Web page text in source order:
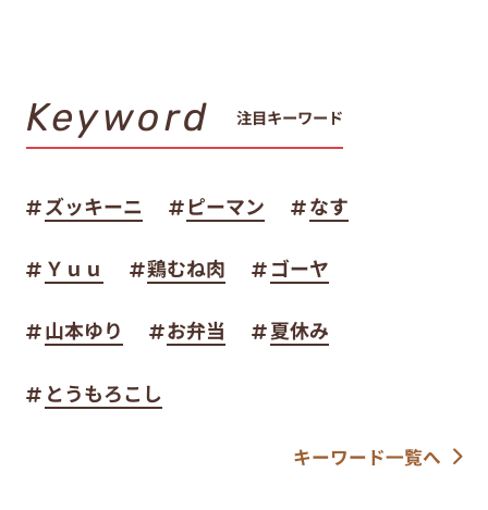
Keyword 注目キーワード
ズッキーニ ピーマン なす
Ｙｕｕ 鶏むね肉 ゴーヤ
山本ゆり お弁当 夏休み
とうもろこし
キーワード一覧へ